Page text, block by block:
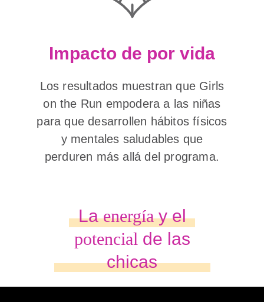
Impacto de por vida
Los resultados muestran que Girls
on the Run empodera a las niñas
para que desarrollen hábitos físicos
y mentales saludables que
perduren más allá del programa.
Laenergíay el
potencial de las
chicas